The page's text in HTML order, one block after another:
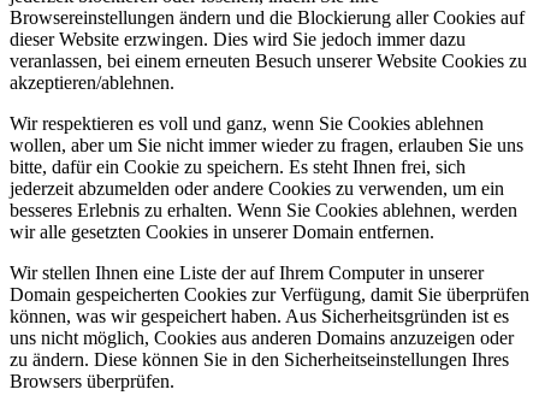
Browsereinstellungen ändern und die Blockierung aller Cookies auf
dieser Website erzwingen. Dies wird Sie jedoch immer dazu
veranlassen, bei einem erneuten Besuch unserer Website Cookies zu
akzeptieren/ablehnen.
Wir respektieren es voll und ganz, wenn Sie Cookies ablehnen
wollen, aber um Sie nicht immer wieder zu fragen, erlauben Sie uns
bitte, dafür ein Cookie zu speichern. Es steht Ihnen frei, sich
jederzeit abzumelden oder andere Cookies zu verwenden, um ein
besseres Erlebnis zu erhalten. Wenn Sie Cookies ablehnen, werden
wir alle gesetzten Cookies in unserer Domain entfernen.
Wir stellen Ihnen eine Liste der auf Ihrem Computer in unserer
Domain gespeicherten Cookies zur Verfügung, damit Sie überprüfen
können, was wir gespeichert haben. Aus Sicherheitsgründen ist es
uns nicht möglich, Cookies aus anderen Domains anzuzeigen oder
zu ändern. Diese können Sie in den Sicherheitseinstellungen Ihres
Browsers überprüfen.